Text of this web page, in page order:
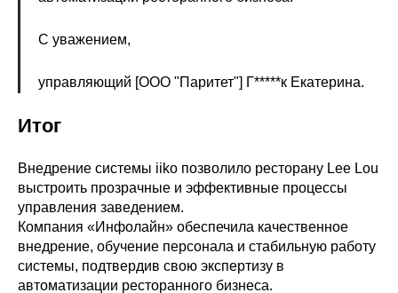
С уважением,
управляющий [ООО "Паритет"] Г*****к Екатерина.
Итог
Внедрение системы iiko позволило ресторану Lee Lou
выстроить прозрачные и эффективные процессы
управления заведением.
Компания «Инфолайн» обеспечила качественное
внедрение, обучение персонала и стабильную работу
системы, подтвердив свою экспертизу в
автоматизации ресторанного бизнеса.